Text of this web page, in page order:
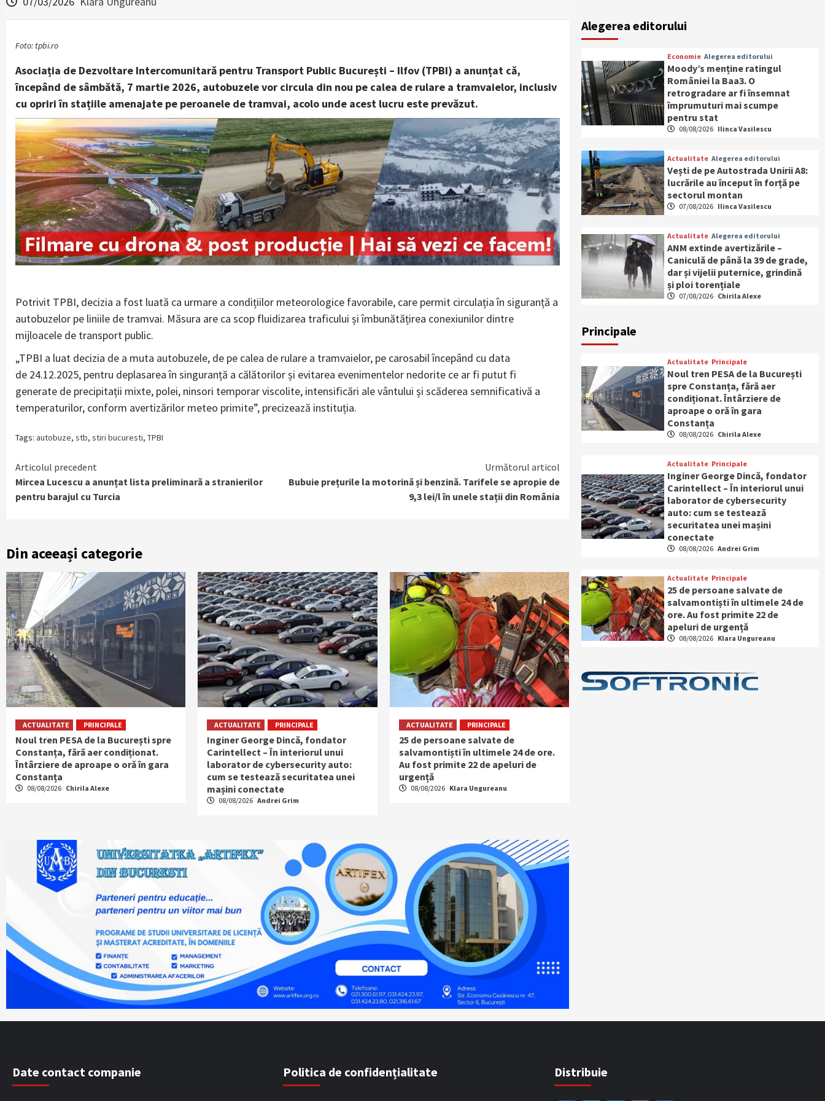
Foto: tpbi.ro
Asociația de Dezvoltare Intercomunitară pentru Transport Public București – Ilfov (TPBI) a anunțat că,
începând de sâmbătă, 7 martie 2026, autobuzele vor circula din nou pe calea de rulare a tramvaielor, inclusiv
cu opriri în stațiile amenajate pe peroanele de tramvai, acolo unde acest lucru este prevăzut.
Potrivit TPBI, decizia a fost luată ca urmare a condițiilor meteorologice favorabile, care permit circulația în siguranță a
autobuzelor pe liniile de tramvai. Măsura are ca scop fluidizarea traficului și îmbunătățirea conexiunilor dintre
mijloacele de transport public.
„TPBI a luat decizia de a muta autobuzele, de pe calea de rulare a tramvaielor, pe carosabil începând cu data
de 24.12.2025, pentru deplasarea în singuranță a călătorilor și evitarea evenimentelor nedorite ce ar fi putut fi
generate de precipitații mixte, polei, ninsori temporar viscolite, intensificări ale vântului și scăderea semnificativă a
temperaturilor, conform avertizărilor meteo primite”, precizează instituția.
Tags: autobuze, stb, stiri bucuresti, TPBI
Continue
Reading
Articolul precedent
Mircea Lucescu a anunțat lista preliminară a stranierilor
pentru barajul cu Turcia
Următorul articol
Bubuie prețurile la motorină și benzină. Tarifele se apropie de
9,3 lei/l în unele stații din România
Din aceeași categorie
ACTUALITATE PRINCIPALE
Noul tren PESA de la București spre
Constanța, fără aer condiționat.
Întârziere de aproape o oră în gara
Constanța
08/08/2026 Chirila Alexe
ACTUALITATE PRINCIPALE
Inginer George Dincă, fondator
Carintellect – În interiorul unui
laborator de cybersecurity auto:
cum se testează securitatea unei
mașini conectate
08/08/2026 Andrei Grim
ACTUALITATE PRINCIPALE
25 de persoane salvate de
salvamontiști în ultimele 24 de ore.
Au fost primite 22 de apeluri de
urgență
08/08/2026 Klara Ungureanu
Alegerea editorului
Economie Alegerea editorului
Moody’s menține ratingul
României la Baa3. O
retrogradare ar fi însemnat
împrumuturi mai scumpe
pentru stat
08/08/2026 Ilinca Vasilescu
Actualitate Alegerea editorului
Vești de pe Autostrada Unirii A8:
lucrările au început în forță pe
sectorul montan
07/08/2026 Ilinca Vasilescu
Actualitate Alegerea editorului
ANM extinde avertizările –
Caniculă de până la 39 de grade,
dar și vijelii puternice, grindină
și ploi torențiale
07/08/2026 Chirila Alexe
Principale
Actualitate Principale
Noul tren PESA de la București
spre Constanța, fără aer
condiționat. Întârziere de
aproape o oră în gara
Constanța
08/08/2026 Chirila Alexe
Actualitate Principale
Inginer George Dincă, fondator
Carintellect – În interiorul unui
laborator de cybersecurity
auto: cum se testează
securitatea unei mașini
conectate
08/08/2026 Andrei Grim
Actualitate Principale
25 de persoane salvate de
salvamontiști în ultimele 24 de
ore. Au fost primite 22 de
apeluri de urgență
08/08/2026 Klara Ungureanu
Date contact companie Politica de confidențialitate Distribuie